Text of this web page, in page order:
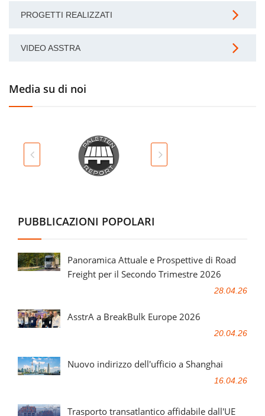
PROGETTI REALIZZATI
VIDEO ASSTRA
Media su di noi
PUBBLICAZIONI POPOLARI
Panoramica Attuale e Prospettive di Road
Freight per il Secondo Trimestre 2026
28.04.26
AsstrA a BreakBulk Europe 2026
20.04.26
Nuovo indirizzo dell'ufficio a Shanghai
16.04.26
Trasporto transatlantico affidabile dall'UE